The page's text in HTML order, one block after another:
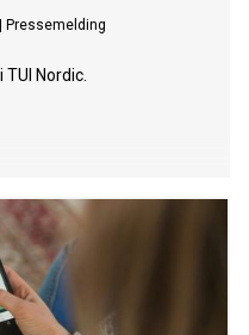
Pressemelding
Nordic.